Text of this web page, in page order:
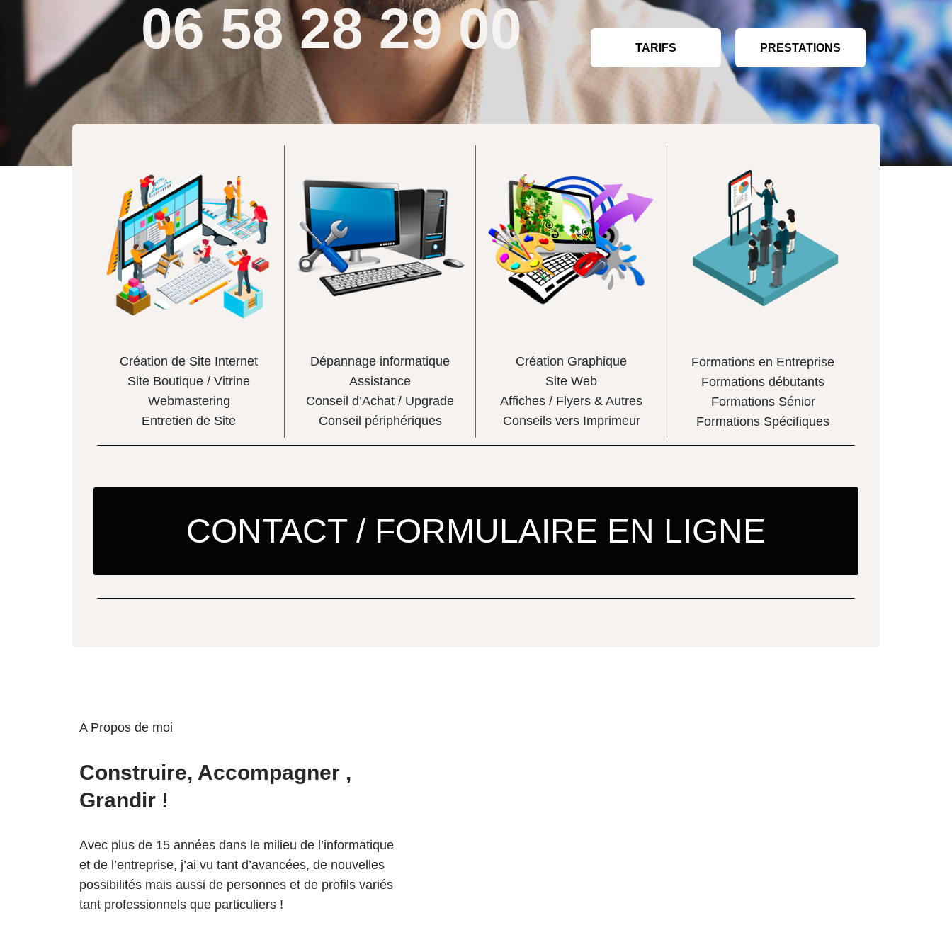
06 58 28 29 00 TARIFS PRESTATIONS
Création de Site Internet
Site Boutique / Vitrine
Webmastering
Entretien de Site
Dépannage informatique
Assistance
Conseil d’Achat / Upgrade
Conseil périphériques
Création Graphique
Site Web
Affiches / Flyers & Autres
Conseils vers Imprimeur
Formations en Entreprise
Formations débutants
Formations Sénior
Formations Spécifiques
CONTACT / FORMULAIRE EN LIGNE
A Propos de moi
Construire, Accompagner ,
Grandir !
Avec plus de 15 années dans le milieu de l’informatique
et de l’entreprise, j’ai vu tant d’avancées, de nouvelles
possibilités mais aussi de personnes et de profils variés
tant professionnels que particuliers !